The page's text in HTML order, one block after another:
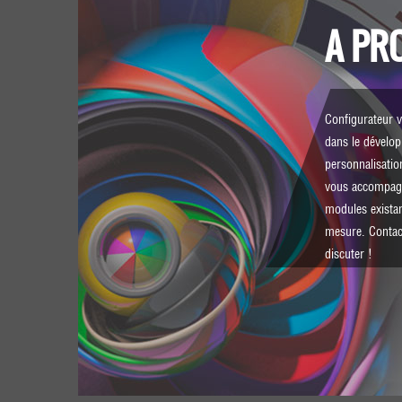
A
Configurateur
dans le
vous
modules
mesure.
discuter !